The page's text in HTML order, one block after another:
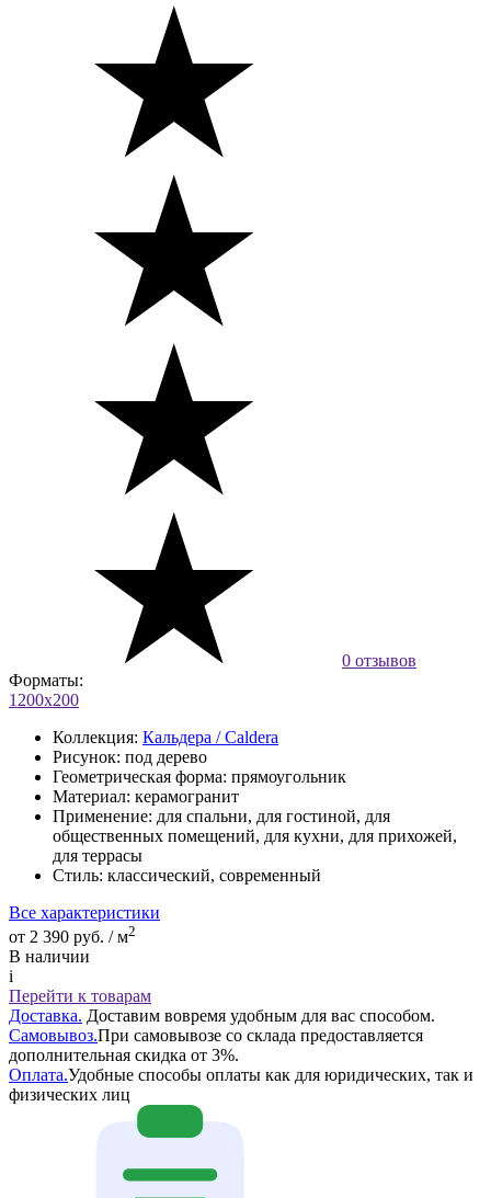
0 отзывов
Форматы:
1200x200
Коллекция: Кальдера / Caldera
Рисунок: под дерево
Геометрическая форма: прямоугольник
Материал: керамогранит
Применение: для спальни, для гостиной, для
общественных помещений, для кухни, для прихожей,
для террасы
Стиль: классический, современный
Все характеристики
от 2 390 руб. / м2
В наличии
i
Перейти к товарам
Доставка. Доставим вовремя удобным для вас способом.
Самовывоз.При самовывозе со склада предоставляется
дополнительная скидка от 3%.
Оплата.Удобные способы оплаты как для юридических, так и
физических лиц